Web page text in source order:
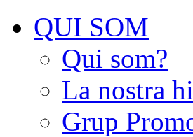
QUI SOM
Qui som?
La nostra
Grup